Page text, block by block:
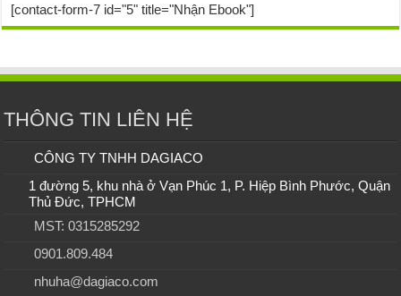
[contact-form-7 id="5" title="Nhận Ebook"]
THÔNG TIN LIÊN HỆ
CÔNG TY TNHH DAGIACO
1 đường 5, khu nhà ở Vạn Phúc 1, P. Hiệp Bình Phước, Quận
Thủ Đức, TPHCM
MST: 0315285292
0901.809.484
nhuha@dagiaco.com